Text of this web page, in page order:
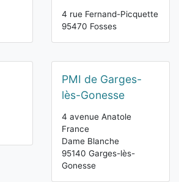
4 rue Fernand-Picquette
95470 Fosses
PMI de Garges-
lès-Gonesse
4 avenue Anatole
France
Dame Blanche
95140 Garges-lès-
Gonesse